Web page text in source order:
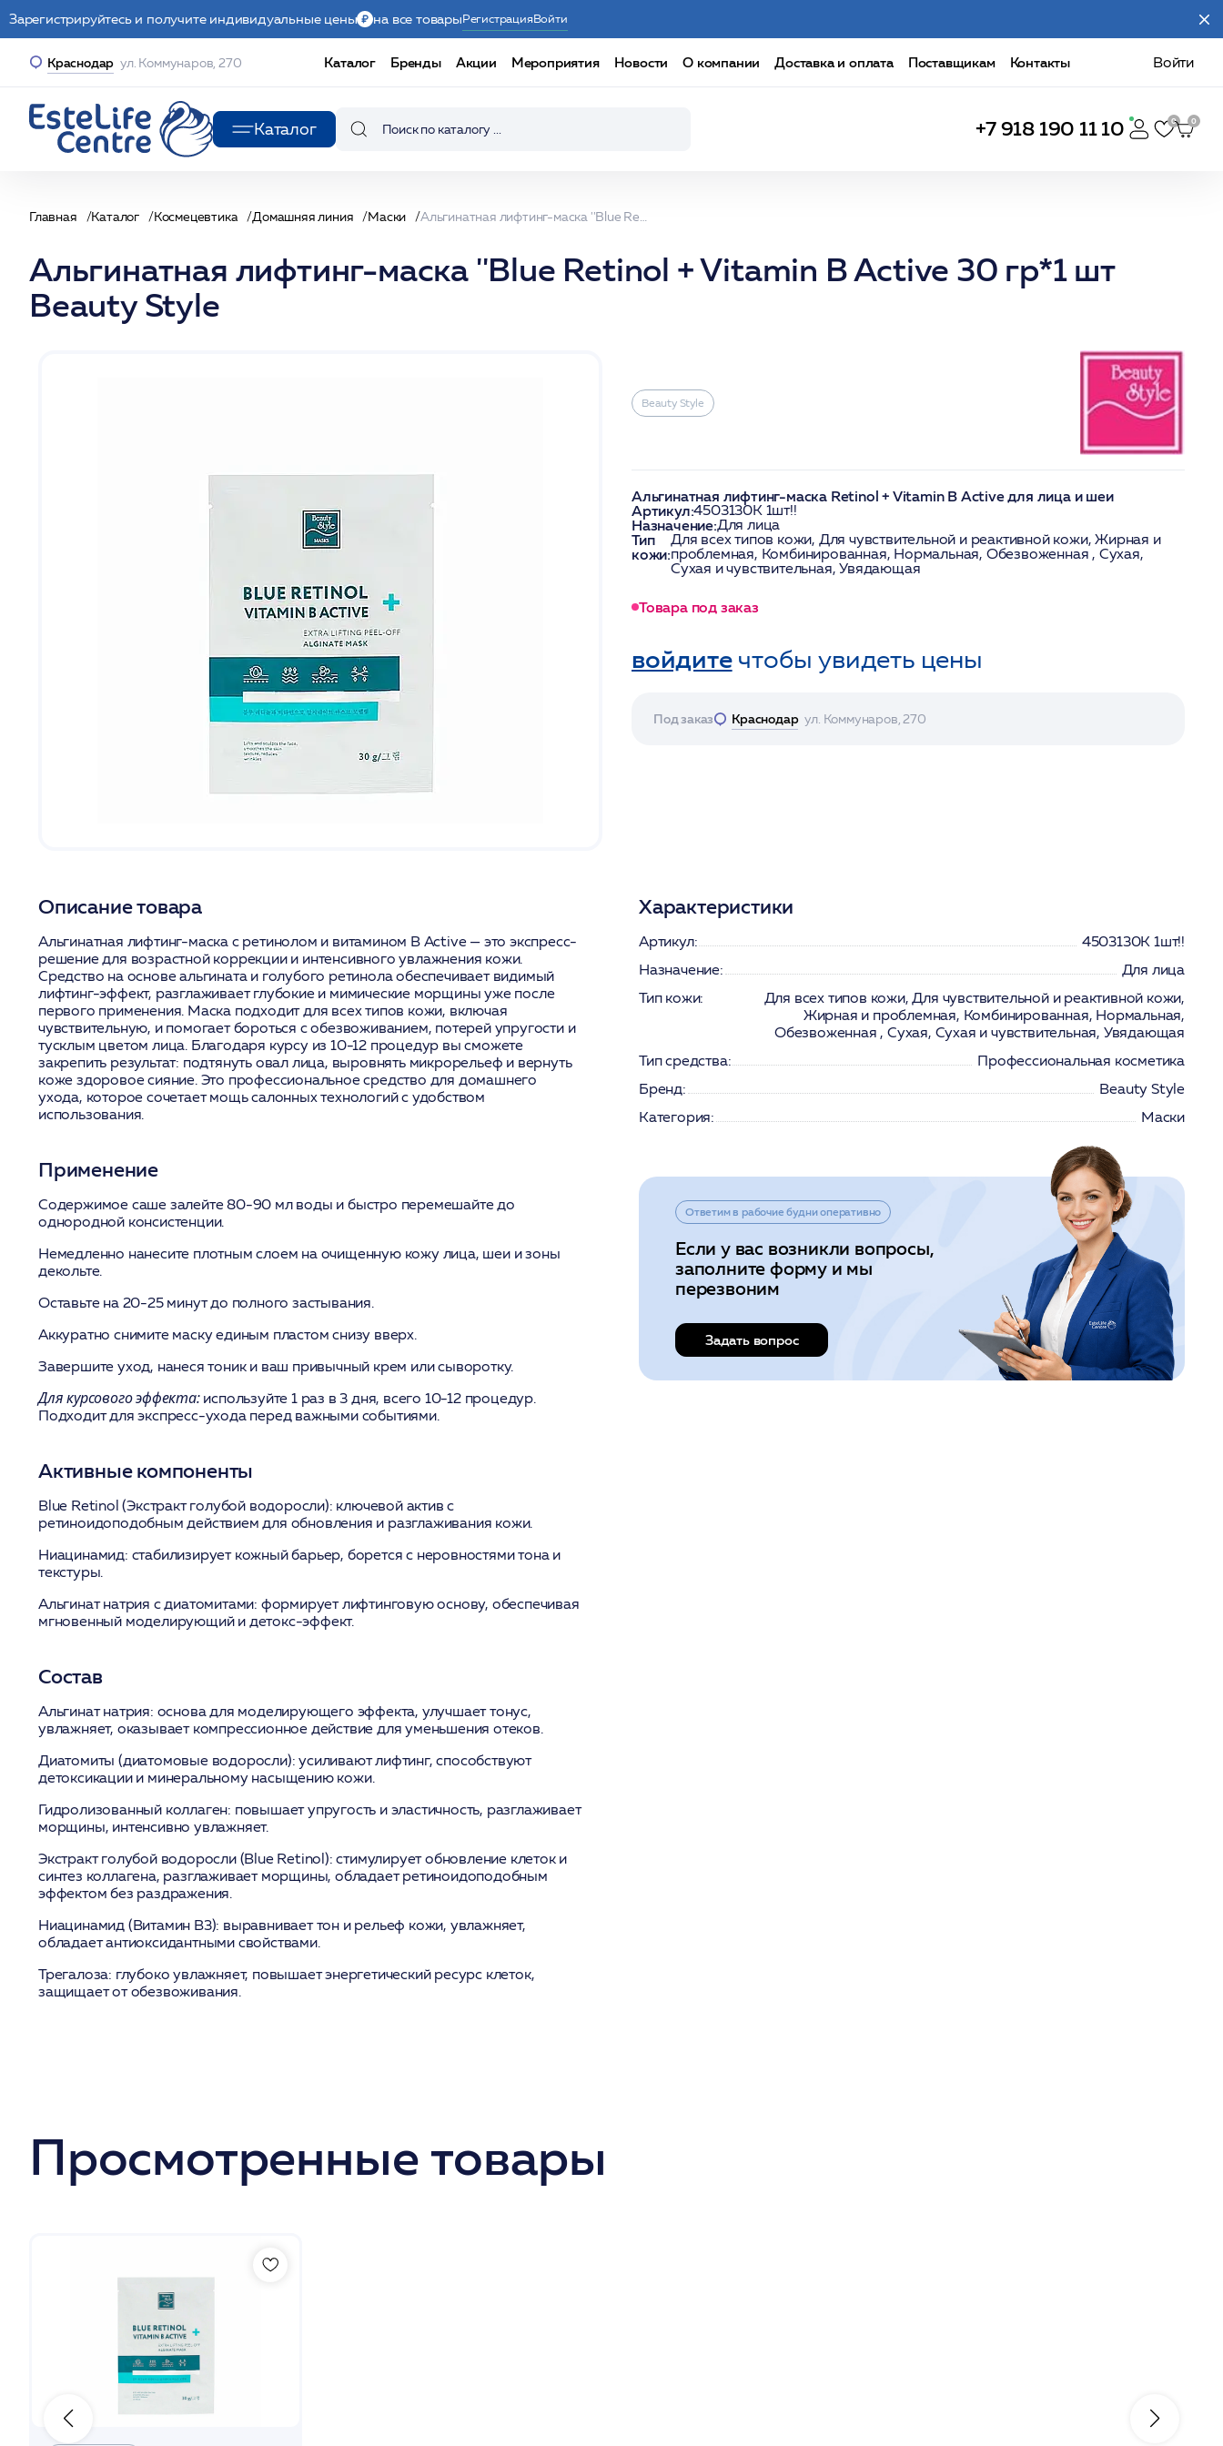
Зарегистрируйтесь и получите индивидуальные цены на все товарыРегистрацияВойти
Краснодар ул. Коммунаров, 270 Каталог Бренды Акции Мероприятия Новости О компании Доставка и оплата Поставщикам Контакты Войти
Каталог +7 918 190 11 10
Главная Каталог Космецевтика Домашняя линия Маски
Альгинатная лифтинг-маска ''Blue Retinol + Vitamin B Active 30 гр*1 шт
Beauty Stylе
Beauty Stylе
Альгинатная лифтинг-маска Retinol + Vitamin B Active для лица и шеи
Артикул:4503130K 1шт!!
Назначение:Для лица
Тип
кожи:
Для всех типов кожи, Для чувствительной и реактивной кожи, Жирная и
проблемная, Комбинированная, Нормальная, Обезвоженная , Сухая,
Сухая и чувствительная, Увядающая
Товара под заказ
войдитечтобы увидеть цены
Под заказ Краснодар ул. Коммунаров, 270
Описание товара
Альгинатная лифтинг-маска с ретинолом и витамином B Active — это экспресс-
решение для возрастной коррекции и интенсивного увлажнения кожи.
Средство на основе альгината и голубого ретинола обеспечивает видимый
лифтинг-эффект, разглаживает глубокие и мимические морщины уже после
первого применения. Маска подходит для всех типов кожи, включая
чувствительную, и помогает бороться с обезвоживанием, потерей упругости и
тусклым цветом лица. Благодаря курсу из 10-12 процедур вы сможете
закрепить результат: подтянуть овал лица, выровнять микрорельеф и вернуть
коже здоровое сияние. Это профессиональное средство для домашнего
ухода, которое сочетает мощь салонных технологий с удобством
использования.
Применение
Содержимое саше залейте 80-90 мл воды и быстро перемешайте до
однородной консистенции.
Немедленно нанесите плотным слоем на очищенную кожу лица, шеи и зоны
декольте.
Оставьте на 20-25 минут до полного застывания.
Аккуратно снимите маску единым пластом снизу вверх.
Завершите уход, нанеся тоник и ваш привычный крем или сыворотку.
Для курсового эффекта:используйте 1 раз в 3 дня, всего 10-12 процедур.
Подходит для экспресс-ухода перед важными событиями.
Активные компоненты
Blue Retinol (Экстракт голубой водоросли): ключевой актив с
ретиноидоподобным действием для обновления и разглаживания кожи.
Ниацинамид: стабилизирует кожный барьер, борется с неровностями тона и
текстуры.
Альгинат натрия с диатомитами: формирует лифтинговую основу, обеспечивая
мгновенный моделирующий и детокс-эффект.
Состав
Альгинат натрия: основа для моделирующего эффекта, улучшает тонус,
увлажняет, оказывает компрессионное действие для уменьшения отеков.
Диатомиты (диатомовые водоросли): усиливают лифтинг, способствуют
детоксикации и минеральному насыщению кожи.
Гидролизованный коллаген: повышает упругость и эластичность, разглаживает
морщины, интенсивно увлажняет.
Экстракт голубой водоросли (Blue Retinol): стимулирует обновление клеток и
синтез коллагена, разглаживает морщины, обладает ретиноидоподобным
эффектом без раздражения.
Ниацинамид (Витамин B3): выравнивает тон и рельеф кожи, увлажняет,
обладает антиоксидантными свойствами.
Трегалоза: глубоко увлажняет, повышает энергетический ресурс клеток,
защищает от обезвоживания.
Характеристики
Артикул:
4503130K 1шт!!
Назначение:
Для лица
Тип кожи:
Для всех типов кожи, Для чувствительной и реактивной кожи,
Жирная и проблемная, Комбинированная, Нормальная,
Обезвоженная , Сухая, Сухая и чувствительная, Увядающая
Тип средства:
Профессиональная косметика
Бренд:
Beauty Stylе
Категория:
Маски
Ответим в рабочие будни оперативно
Если у вас возникли вопросы,
заполните форму и мы
перезвоним
Задать вопрос
Просмотренные товары